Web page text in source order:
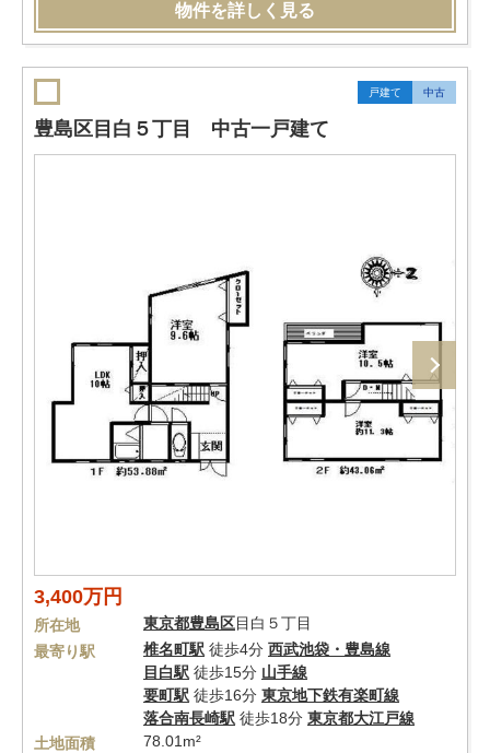
物件を詳しく見る
戸建て 中古
豊島区目白５丁目 中古一戸建て
3,400万円
所在地 東京都豊島区目白５丁目
最寄り駅
椎名町駅 徒歩4分 西武池袋・豊島線
目白駅 徒歩15分 山手線
要町駅 徒歩16分 東京地下鉄有楽町線
落合南長崎駅 徒歩18分 東京都大江戸線
土地面積
78.01m²